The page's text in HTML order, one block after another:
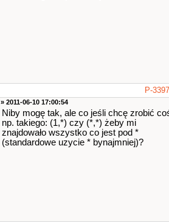
P-
» 2011-06-10 17:00:54
Niby mogę tak, ale co jeśli chcę zrobić
np. takiego: (1,*) czy (*,*) żeby mi
znajdowało wszystko co jest pod *
(standardowe uzycie * bynajmniej)?